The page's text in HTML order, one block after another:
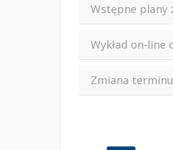
Wstępne plany
Wykład on-
Zmiana